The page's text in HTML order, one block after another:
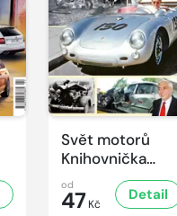
Svět motorů
Knihovnička
1/2026
od
47 Kč
Detail